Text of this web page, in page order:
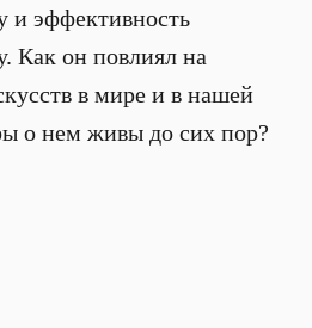
и эффективность
Как он повлиял на
в мире и в нашей
о нем живы до сих пор?